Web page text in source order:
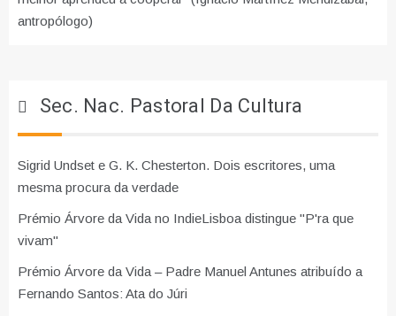
antropólogo)
Sec. Nac. Pastoral Da Cultura
Sigrid Undset e G. K. Chesterton. Dois escritores, uma
mesma procura da verdade
Prémio Árvore da Vida no IndieLisboa distingue "P'ra que
vivam"
Prémio Árvore da Vida – Padre Manuel Antunes atribuído a
Fernando Santos: Ata do Júri